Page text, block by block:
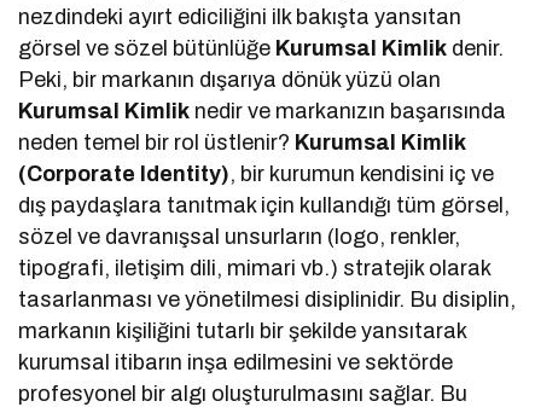
nezdindeki ayırt ediciliğini ilk bakışta yansıtan
görsel ve sözel bütünlüğe Kurumsal Kimlik denir.
Peki, bir markanın dışarıya dönük yüzü olan
Kurumsal Kimlik nedir ve markanızın başarısında
neden temel bir rol üstlenir? Kurumsal Kimlik
(Corporate Identity), bir kurumun kendisini iç ve
dış paydaşlara tanıtmak için kullandığı tüm görsel,
sözel ve davranışsal unsurların (logo, renkler,
tipografi, iletişim dili, mimari vb.) stratejik olarak
tasarlanması ve yönetilmesi disiplinidir. Bu disiplin,
markanın kişiliğini tutarlı bir şekilde yansıtarak
kurumsal itibarın inşa edilmesini ve sektörde
profesyonel bir algı oluşturulmasını sağlar. Bu